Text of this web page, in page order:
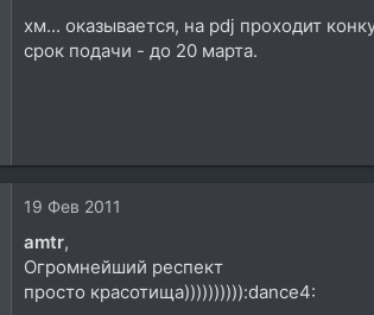
и
и
хм... оказывается, на pdj проходит
срок подачи - до 20 марта.
19 Фев 2011
amtr,
Огромнейший респект
просто красотища)))))))))):dance4: